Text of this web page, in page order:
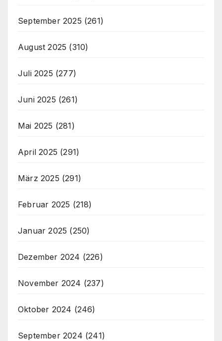
September 2025 (261)
August 2025 (310)
Juli 2025 (277)
Juni 2025 (261)
Mai 2025 (281)
April 2025 (291)
März 2025 (291)
Februar 2025 (218)
Januar 2025 (250)
Dezember 2024 (226)
November 2024 (237)
Oktober 2024 (246)
September 2024 (241)